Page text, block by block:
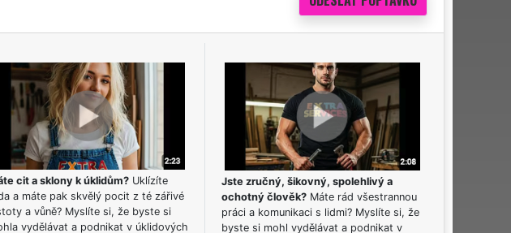
cit a sklony k úklidům?Uklízíte
a máte pak skvělý pocit z té zářivé
a vůně? Myslíte si, že byste si
vydělávat a podnikat v úklidových
Jste zručný, šikovný, spolehlivý a
ochotný člověk? Máte rád všestrannou
práci a komunikaci s lidmi? Myslíte si, že
byste si mohl vydělávat a podnikat v